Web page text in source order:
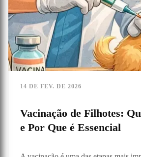
14 DE FEV. DE 2026
Vacinação de Filhotes:
e Por Que é Essencial